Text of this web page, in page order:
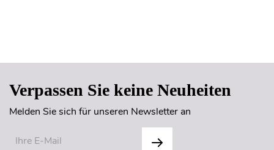
Verpassen Sie keine Neuheiten
Melden Sie sich für unseren Newsletter an